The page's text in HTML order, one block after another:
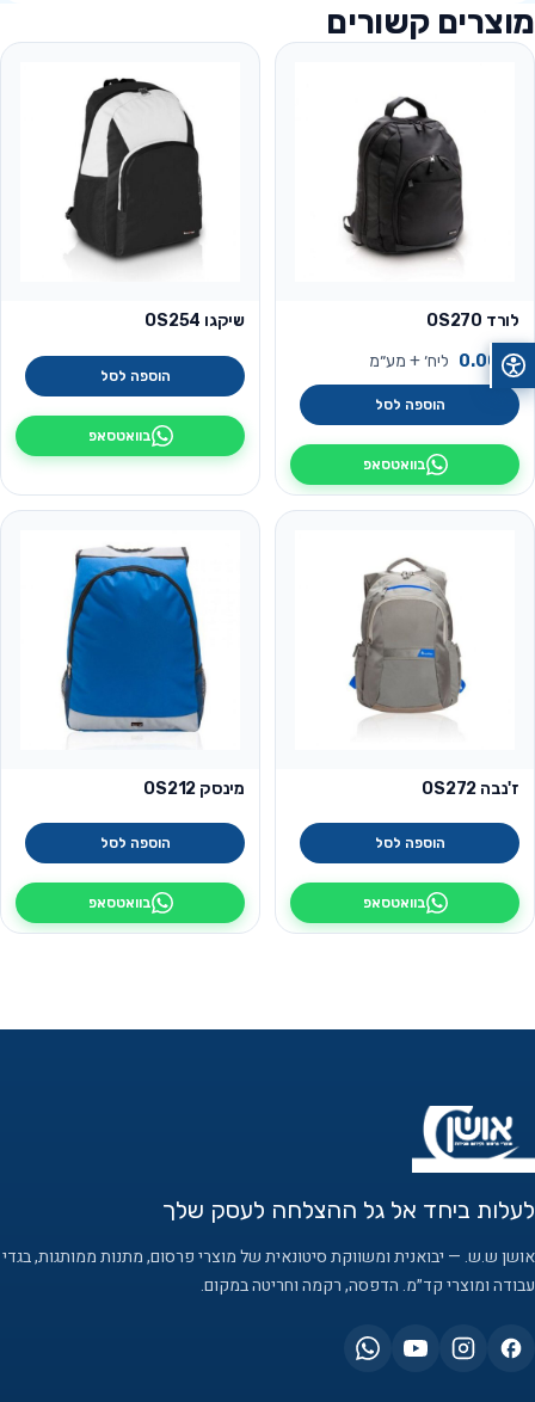
מוצרים קשורים
לורד OS270
0.00₪ ליח׳ + מע״מ
הוספה לסל
בוואטסאפ
שיקגו OS254
הוספה לסל
בוואטסאפ
ז'נבה OS272
הוספה לסל
בוואטסאפ
מינסק OS212
הוספה לסל
בוואטסאפ
לעלות ביחד אל גל ההצלחה לעסק שלך
אושן ש.ש. — יבואנית ומשווקת סיטונאית של מוצרי פרסום, מתנות ממותגות, בגדי
עבודה ומוצרי קד״מ. הדפסה, רקמה וחריטה במקום.